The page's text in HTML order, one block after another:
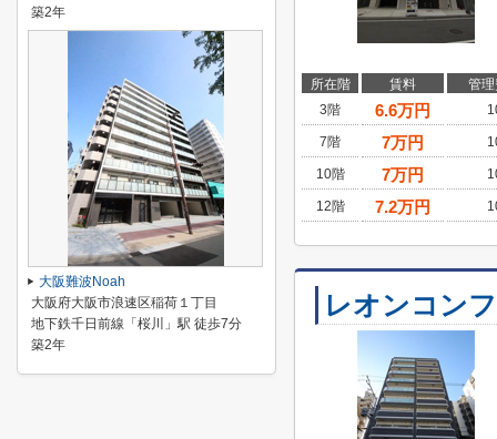
所在階 賃料
管
3階
6.6万円
7階 7万円
10階 7万円
12階 7.2万円
レオンコン
築2年
大阪難波Noah
大阪府大阪市浪速区稲荷１丁目
地下鉄千日前線「桜川」駅 徒歩7分
築2年